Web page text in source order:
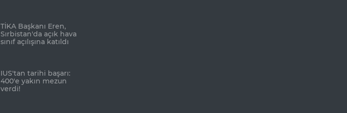
TİKA Başkanı Eren,
Sırbistan'da açık hava
sınıf açılışına katıldı
IUS'tan tarihi başarı:
400'e yakın mezun
verdi!